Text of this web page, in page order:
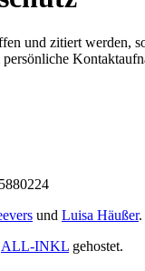
und zitiert werden,
und Luisa Häußer.
ALL-INKL gehostet.